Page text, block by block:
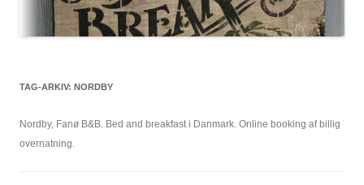
TAG-ARKIV: NORDBY
Nordby, Fanø B&B. Bed and breakfast i Danmark. Online booking af billig
overnatning.